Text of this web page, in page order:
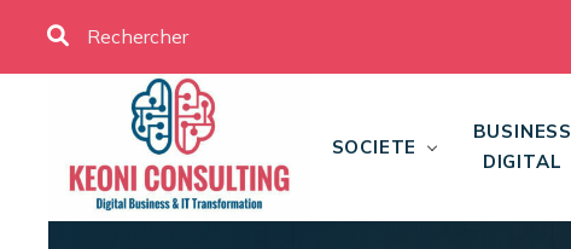
SOCIETE
BUSINESS
DIGITAL